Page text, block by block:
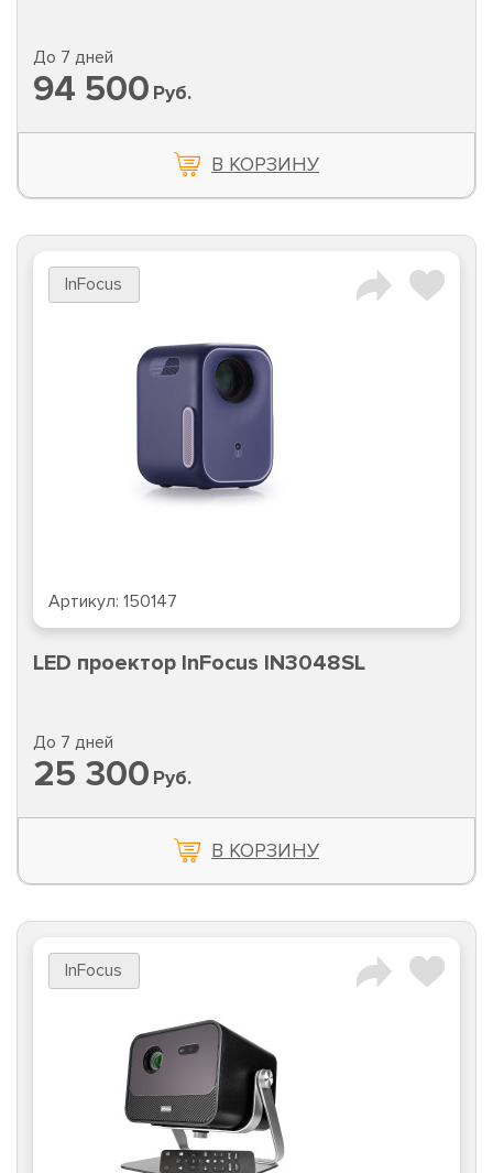
До 7 дней
94 500 Руб.
В КОРЗИНУ
InFocus
Артикул: 150147
LED проектор InFocus IN3048SL
До 7 дней
25 300 Руб.
В КОРЗИНУ
InFocus